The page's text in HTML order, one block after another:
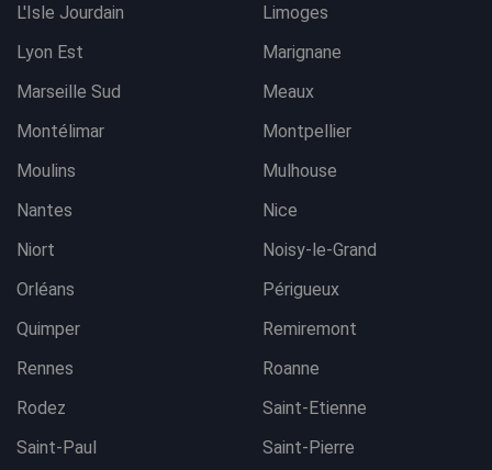
L'Isle Jourdain
Limoges
Lyon Est
Marignane
Marseille Sud
Meaux
Montélimar
Montpellier
Moulins
Mulhouse
Nantes
Nice
Niort
Noisy-le-Grand
Orléans
Périgueux
Quimper
Remiremont
Rennes
Roanne
Rodez
Saint-Etienne
Saint-Paul
Saint-Pierre